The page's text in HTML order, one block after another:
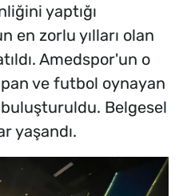
yaptığı
en zorlu yılları olan
Amedspor'un o
ve futbol oynayan
Belgesel
yaşandı.